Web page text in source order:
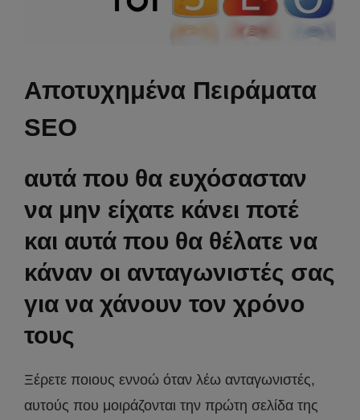
Αποτυχημένα Πειράματα
SEO
αυτά που θα ευχόσασταν
να μην είχατε κάνει ποτέ
και αυτά που θα θέλατε να
κάναν οι ανταγωνιστές σας
για να χάνουν τον χρόνο
τους
Ξέρετε ποιους εννοώ όταν λέω ανταγωνιστές,
αυτούς που μοιράζονται την πρώτη σελίδα της